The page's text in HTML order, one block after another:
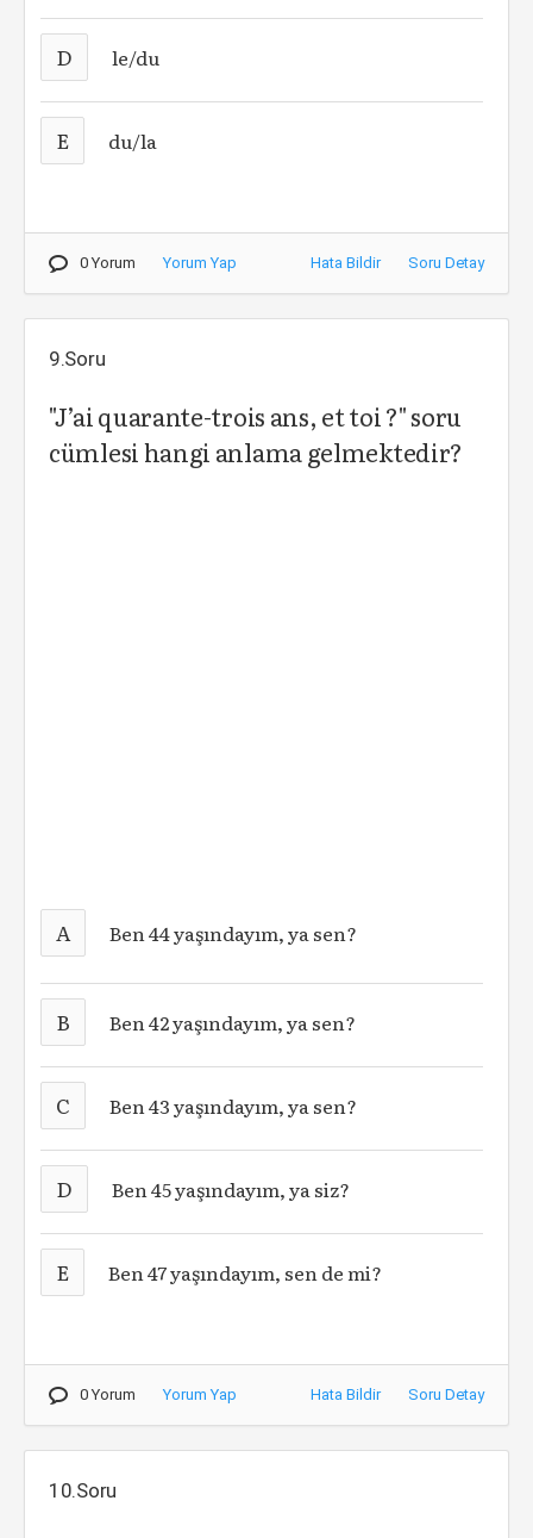
D le/du
E du/la
0 Yorum Yorum Yap Hata Bildir Soru Detay
9.Soru
"J’ai quarante-trois ans, et toi ?" soru
cümlesi hangi anlama gelmektedir?
A Ben 44 yaşındayım, ya sen?
B Ben 42 yaşındayım, ya sen?
C Ben 43 yaşındayım, ya sen?
D Ben 45 yaşındayım, ya siz?
E Ben 47 yaşındayım, sen de mi?
0 Yorum Yorum Yap Hata Bildir Soru Detay
10.Soru